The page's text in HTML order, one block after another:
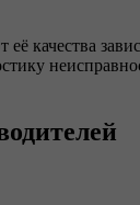
качества